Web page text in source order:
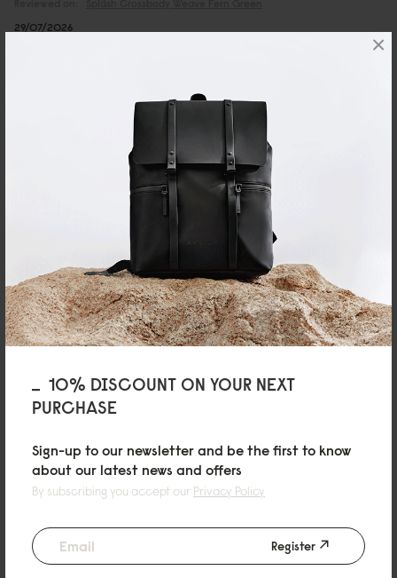
10% DISCOUNT ON YOUR NEXT
PURCHASE
Sign-up to our newsletter and be the first to know
about our latest news and offers
By subscribing you accept our Privacy Policy
Register
×
29/07/2026
とても素敵な商品でした！ 3点ほど、まとめて購入しましたが 色違いも検討
Reviewed on: Spläsh CrossbodyCloud Cream
27/07/2026
喜歡
高質感,摸起來非常舒服,防水耐髒,我拿濕布擦擦就乾淨